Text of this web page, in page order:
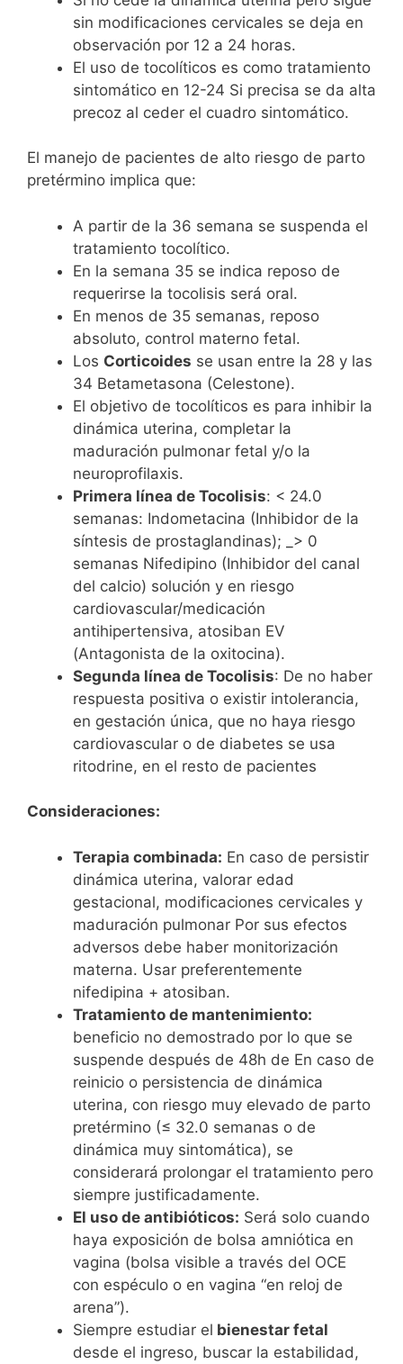
sin modificaciones cervicales se deja en
observación por 12 a 24 horas.
El uso de tocolíticos es como tratamiento
sintomático en 12-24 Si precisa se da alta
precoz al ceder el cuadro sintomático.
El manejo de pacientes de alto riesgo de parto
pretérmino implica que:
A partir de la 36 semana se suspenda el
tratamiento tocolítico.
En la semana 35 se indica reposo de
requerirse la tocolisis será oral.
En menos de 35 semanas, reposo
absoluto, control materno fetal.
Los Corticoides se usan entre la 28 y las
34 Betametasona (Celestone).
El objetivo de tocolíticos es para inhibir la
dinámica uterina, completar la
maduración pulmonar fetal y/o la
neuroprofilaxis.
Primera línea de Tocolisis: < 24.0
semanas: Indometacina (Inhibidor de la
síntesis de prostaglandinas); _> 0
semanas Nifedipino (Inhibidor del canal
del calcio) solución y en riesgo
cardiovascular/medicación
antihipertensiva, atosiban EV
(Antagonista de la oxitocina).
Segunda línea de Tocolisis: De no haber
respuesta positiva o existir intolerancia,
en gestación única, que no haya riesgo
cardiovascular o de diabetes se usa
ritodrine, en el resto de pacientes
Consideraciones:
Terapia combinada: En caso de persistir
dinámica uterina, valorar edad
gestacional, modificaciones cervicales y
maduración pulmonar Por sus efectos
adversos debe haber monitorización
materna. Usar preferentemente
nifedipina + atosiban.
Tratamiento de mantenimiento:
beneficio no demostrado por lo que se
suspende después de 48h de En caso de
reinicio o persistencia de dinámica
uterina, con riesgo muy elevado de parto
pretérmino (≤ 32.0 semanas o de
dinámica muy sintomática), se
considerará prolongar el tratamiento pero
siempre justificadamente.
El uso de antibióticos: Será solo cuando
haya exposición de bolsa amniótica en
vagina (bolsa visible a través del OCE
con espéculo o en vagina “en reloj de
arena”).
Siempre estudiar el bienestar fetal
desde el ingreso, buscar la estabilidad,